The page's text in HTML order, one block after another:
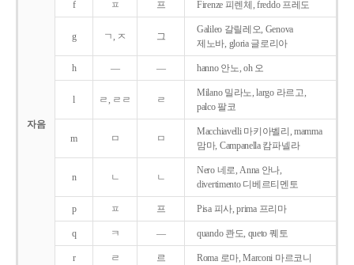
자음
f ㅍ 프 Firenze 피렌체, freddo 프레도
g ㄱ, ㅈ 그
Galileo 갈릴레오, Genova
제노바, gloria 글로리아
h ― ― hanno 안노, oh 오
l ㄹ, ㄹㄹ ㄹ
Milano 밀라노, largo 라르고,
palco 팔코
m ㅁ ㅁ
Macchiavelli 마키아벨리, mamma
맘마, Campanella 캄파넬라
n ㄴ ㄴ
Nero 네로, Anna 안나,
divertimento 디베르티멘토
p ㅍ 프 Pisa 피사, prima 프리마
q ㅋ ― quando 콴도, queto 퀘토
r ㄹ 르 Roma 로마, Marconi 마르코니